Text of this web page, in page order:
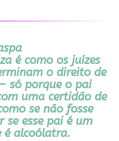
é como os juízes
o direito de
só porque o pai
uma certidão de
se não fosse
se esse pai é um
é alcoólatra.